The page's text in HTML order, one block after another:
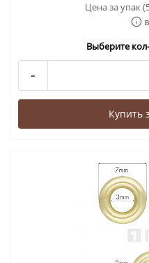
Цена за упак
Выберите
-
Купить